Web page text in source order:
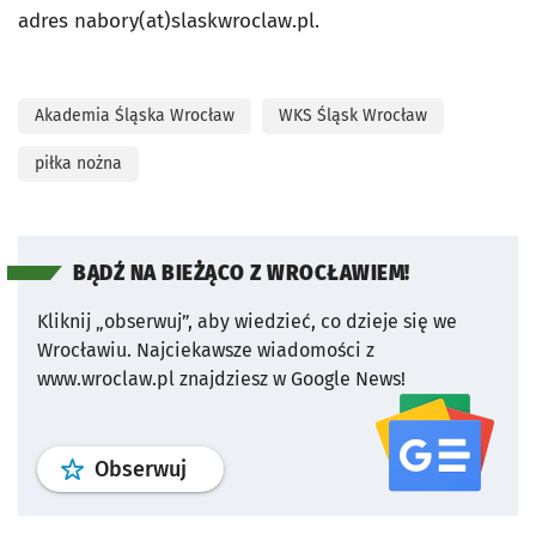
adres nabory(at)slaskwroclaw.pl.
Akademia Śląska Wrocław WKS Śląsk Wrocław
piłka nożna
BĄDŹ NA BIEŻĄCO Z WROCŁAWIEM!
Kliknij „obserwuj”, aby wiedzieć, co dzieje się we
Wrocławiu. Najciekawsze wiadomości z
www.wroclaw.pl znajdziesz w Google News!
Obserwuj profil serwisu